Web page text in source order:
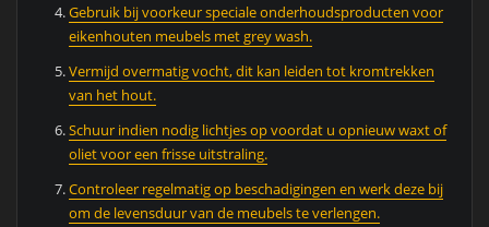
Gebruik bij voorkeur speciale onderhoudsproducten voor
eikenhouten meubels met grey wash.
Vermijd overmatig vocht, dit kan leiden tot kromtrekken
van het hout.
Schuur indien nodig lichtjes op voordat u opnieuw waxt of
oliet voor een frisse uitstraling.
Controleer regelmatig op beschadigingen en werk deze bij
om de levensduur van de meubels te verlengen.